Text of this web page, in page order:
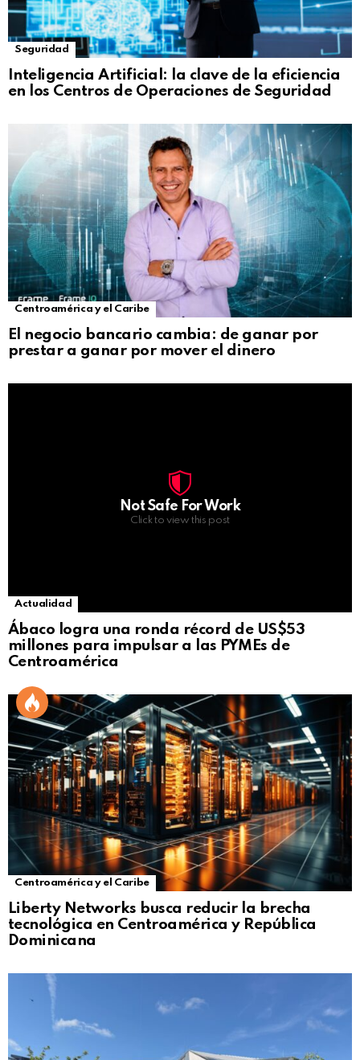
Seguridad
Inteligencia Artificial: la clave de la eficiencia
en los Centros de Operaciones de Seguridad
Centroamérica y el Caribe
El negocio bancario cambia: de ganar por
prestar a ganar por mover el dinero
Not Safe For Work
Click to view this post
Actualidad
Ábaco logra una ronda récord de US$53
millones para impulsar a las PYMEs de
Centroamérica
Centroamérica y el Caribe
Liberty Networks busca reducir la brecha
tecnológica en Centroamérica y República
Dominicana